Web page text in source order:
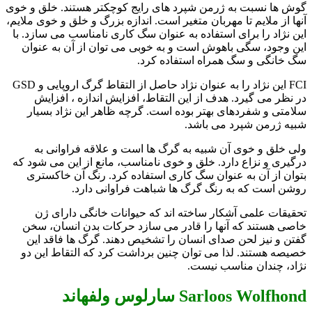
گوش ها نسبت به ژرمن شپرد های رایج کوچکتر هستند. خلق و خوی
آنها از ملایم تا مهربان متغیر است. اندازه بزرگ و خلق و خوی ملایم،
این نژاد را برای استفاده به عنوان سگ کاری نامناسب می سازد. با
این وجود، سگی باهوش است و به خوبی می توان از آن به عنوان
سگ خانگی و سگ همراه استفاده کرد.
FCI این نژاد را به عنوان نژاد حاصل از التقاط گرگ اروپایی و GSD
در نظر می گیرد. هدف از این التقاط، افزایش اندازه ، افزایش
سلامتی و شفردهای بهتر بوده است. گرچه ظاهر این نژاد بسیار
شبیه ژرمن شپرد می باشد.
ولی خلق و خوی آن شبیه به گرگ ها است و علاقه فراوانی به
درگیری و نزاع دارد. خلق و خوی نامناسب، مانع از این می شود که
بتوان از آن به عنوان سگ کاری استفاده کرد. رنگ آن خاکستری
روشن است که به رنگ گرگ ها شباهت فراوانی دارد.
تحقیقات علمی آشکار ساخته اند که حیوانات خانگی دارای ژن
خاصی هستند که آنها را قادر می سازد حرکات بدن انسان، سخن
گفتن و نیز لحن صدای انسان را تشخیص دهند. گرگ ها فاقد این
خصیصه هستند. لذا می توان چنین برداشت کرد که التقاط این دو
نژاد، چندان مناسب نیست.
Sarloos Wolfhond سارلوس ولفهاند